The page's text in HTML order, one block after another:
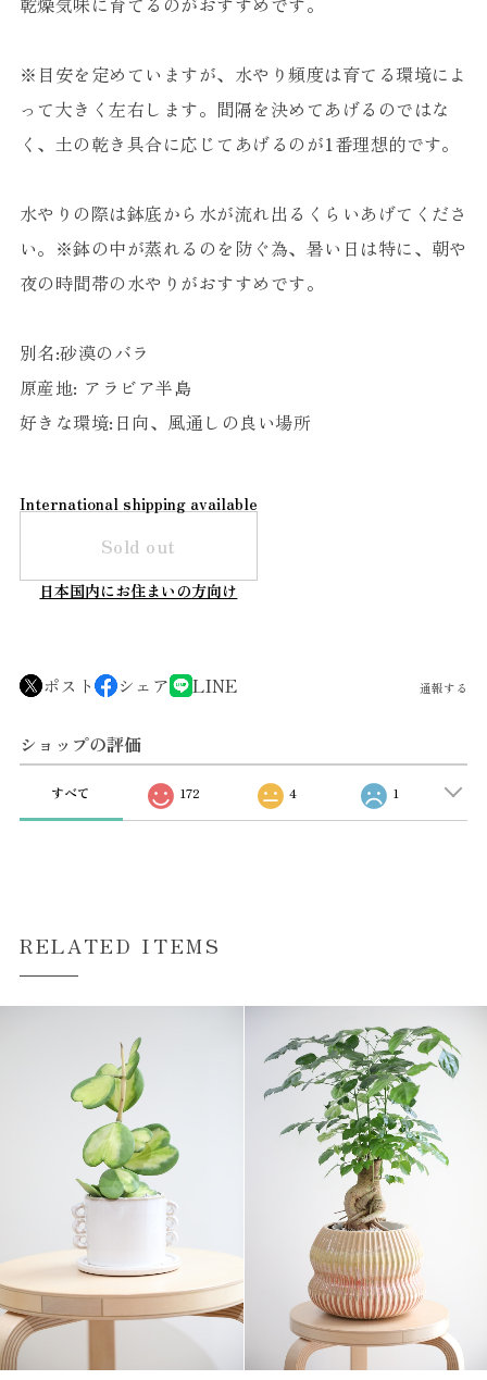
※目安を定めていますが、水やり頻度は育てる環境によ
って大きく左右します。間隔を決めてあげるのではな
く、土の乾き具合に応じてあげるのが1番理想的です。
水やりの際は鉢底から水が流れ出るくらいあげてくださ
い。※鉢の中が蒸れるのを防ぐ為、暑い日は特に、朝や
夜の時間帯の水やりがおすすめです。
別名:砂漠のバラ
原産地: アラビア半島
好きな環境:日向、風通しの良い場所
International shipping available
Sold out
日本国内にお住まいの方向け
ポスト シェア LINE 通報する
ショップの評価
すべて 172 4 1
RELATED ITEMS